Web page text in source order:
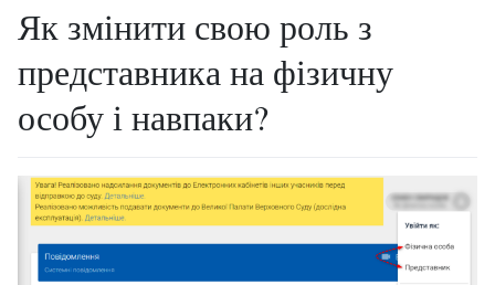
Як змінити свою роль з
представника на фізичну
особу і навпаки?